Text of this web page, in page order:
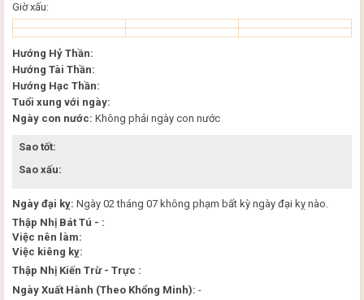
Giờ xấu:
Hướng Hỷ Thần:
Hướng Tài Thần:
Hướng Hạc Thần:
Tuổi xung với ngày:
Ngày con nước: Không phải ngày con nước
Sao tốt:
Sao xấu:
Ngày đại kỵ: Ngày 02 tháng 07 không phạm bất kỳ ngày đại kỵ nào.
Thập Nhị Bát Tú - :
Việc nên làm:
Việc kiêng kỵ:
Thập Nhị Kiến Trừ - Trực :
Ngày Xuất Hành (Theo Khổng Minh): -